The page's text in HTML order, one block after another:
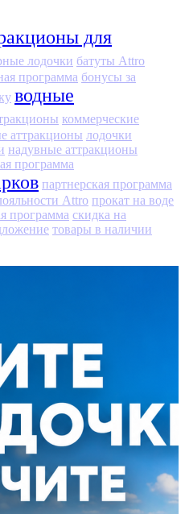
для
лодочки батуты Attro
программа бонусы за
водные
коммерческие
аттракционы лодочки
надувные аттракционы
программа
партнерская программа
Attro прокат на воде
программа скидка на
товары в наличии